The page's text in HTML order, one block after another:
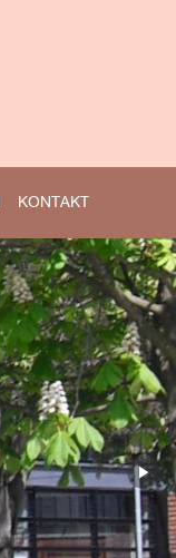
KONTAKT